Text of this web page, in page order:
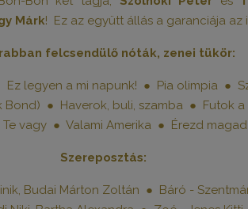
Márk! Ez az együtt állás a garanciája
felcsendülő nóták, zenei tükör:
legyen a mi napunk! ● Pia olimpia ●
Bond) ● Haverok, buli, szamba ●
vagy ● Valami Amerika ● Érezd magad
Szereposztás:
Budai Márton Zoltán ● Báró -